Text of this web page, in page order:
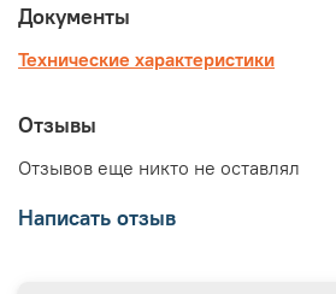
Документы
Технические характеристики
Отзывы
Отзывов еще никто не оставлял
Написать отзыв